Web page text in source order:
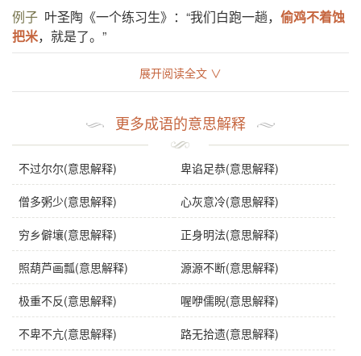
例子 叶圣陶《一个练习生》：“我们白跑一趟， 偷鸡不着蚀
把米，就是了。”
tōu jī bù zhe shí bǎ mǐ
注音 ㄊㄡ ㄐ一 ㄅㄨˋ ˙ㄓㄜ ㄕˊ ㄅㄚˇ ㄇ一ˇ
繁体 婾鶏不着蝕把米
感情 偷鸡不着蚀把米
是贬义词。
用法 作宾语、定语、分句；用于有坏心的人。
近义词 偷鸡不成反蚀把米
英语 go for wool and come home shorn（try to steal a
chicken only to end up losing the rice）
俄语 пошли по шерсть，а вернулись стрижеными
展开阅读全文 ∨
更多成语的意思解释
不过尔尔(意思解释) 卑谄足恭(意思解释)
僧多粥少(意思解释) 心灰意冷(意思解释)
穷乡僻壤(意思解释) 正身明法(意思解释)
照葫芦画瓢(意思解释) 源源不断(意思解释)
极重不反(意思解释) 喔咿儒睨(意思解释)
不卑不亢(意思解释) 路无拾遗(意思解释)